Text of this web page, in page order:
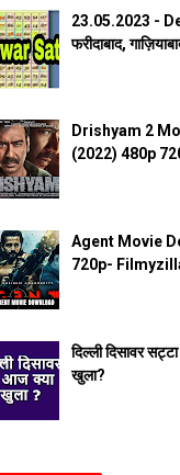
23.05.2023 -
फरीदाबाद,
Drishyam 2
(2022) 480p
Agent Movie
720p-
दिल्ली दिसावर
खुला?